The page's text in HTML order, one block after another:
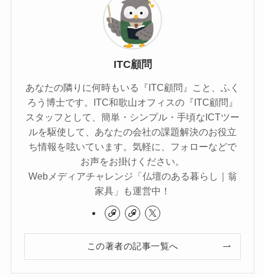
ITC顧問
あなたの隣りに何時もいる『ITC顧問』こと、ふく
ろう博士です。ITC和歌山オフィスの『ITC顧問』
スタッフとして、簡単・シンプル・手頃なICTツー
ルを駆使して、あなたの会社の課題解決のお役立
ち情報を呟いています。気軽に、フォローなどで
お声をお掛けください。
Webメディアチャレンジ「仏壇のある暮らし｜翁
家具」も運営中！
この著者の記事一覧へ